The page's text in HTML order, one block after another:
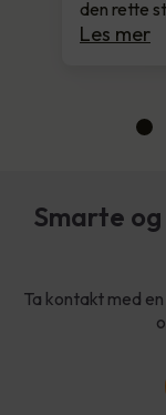
den rette
Les mer
Smarte
Ta kontakt med